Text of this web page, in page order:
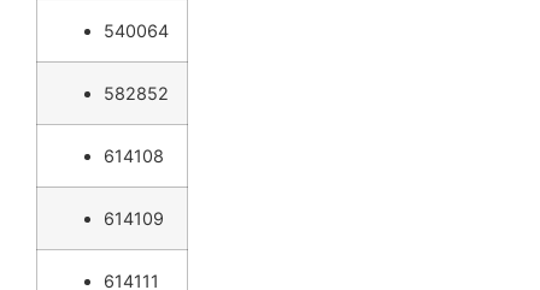
540064
582852
614108
614109
614111